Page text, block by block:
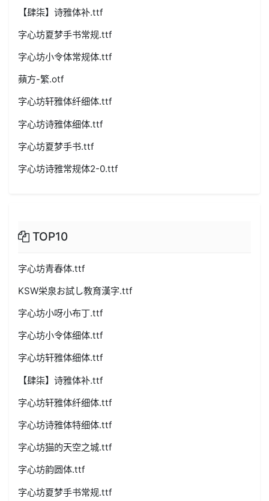
【肆柒】诗雅体补.ttf
字心坊夏梦手书常规.ttf
字心坊小令体常规体.ttf
蘋方-繁.otf
字心坊轩雅体纤细体.ttf
字心坊诗雅体细体.ttf
字心坊夏梦手书.ttf
字心坊诗雅常规体2-0.ttf
TOP10
字心坊青春体.ttf
KSW栄泉お試し教育漢字.ttf
字心坊小呀小布丁.ttf
字心坊小令体细体.ttf
字心坊轩雅体细体.ttf
【肆柒】诗雅体补.ttf
字心坊轩雅体纤细体.ttf
字心坊诗雅体特细体.ttf
字心坊猫的天空之城.ttf
字心坊韵圆体.ttf
字心坊夏梦手书常规.ttf